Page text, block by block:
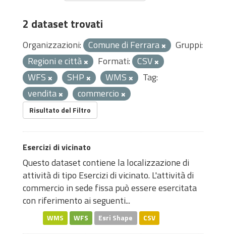
2 dataset trovati
Organizzazioni: Comune di Ferrara
Gruppi:
Regioni e città
Formati: CSV
WFS
SHP WMS
Tag:
vendita
commercio
Risultato del Filtro
Esercizi di vicinato
Questo dataset contiene la localizzazione di
attività di tipo Esercizi di vicinato. L'attività di
commercio in sede fissa può essere esercitata
con riferimento ai seguenti...
WMS WFS Esri Shape CSV